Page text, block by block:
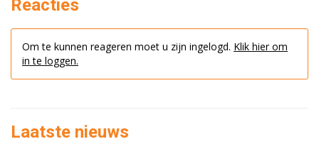
Reacties
Om te kunnen reageren moet u zijn ingelogd. Klik hier om
in te loggen.
Laatste nieuws